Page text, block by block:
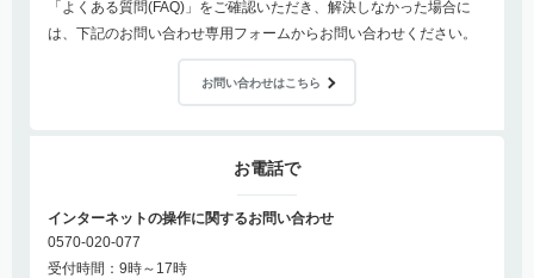
「よくある質問(FAQ)」をご確認いただき、解決しなかった場合に
は、下記のお問い合わせ専用フォームからお問い合わせください。
お問い合わせはこちら
お電話で
インターネットの操作に関するお問い合わせ
0570-020-077
受付時間：9時～17時